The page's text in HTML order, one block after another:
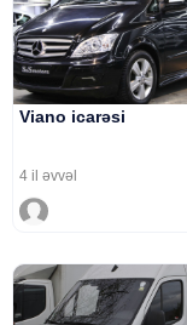
Viano icarəsi
4 il əvvəl